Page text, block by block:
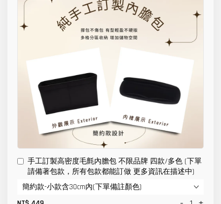
手工訂製高密度毛氈內膽包 不限品牌 四款/多色 (下單
請備著包款，所有包款都能訂做 更多資訊在描述中)